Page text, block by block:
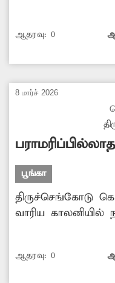
பூங்காவில் உள்ள
உபகரணங்கள்
நிலையில் உள்ளது.
போதிய
சிறுமிகள்
சம்பந்தப்பட்ட
விளையாட்டு
விளக்குகள்
எடுப்பார்களா?
ஆதரவு: 0
8 மார்ச் 2026
பூங்கா
திருச்செங்கோடு
வாரிய காலனியில்
கடந்த ஆண்டு
மக்கள்
பூங்காவில்
ஆதரவு: 0